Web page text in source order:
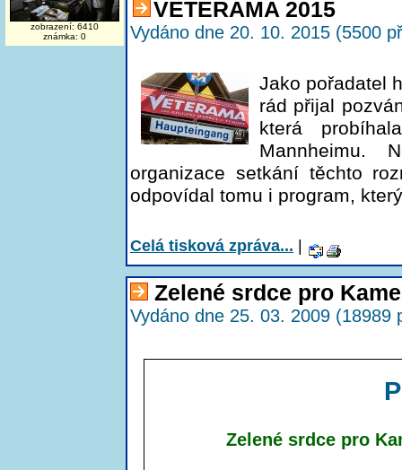
zobrazení: 6410
známka: 0
VETERAMA 2015
Vydáno dne 20. 10. 2015 (5500
Jako pořadatel
rád přijal
která
Mannheimu.
organizace setkání těchto
odpovídal tomu i program,
Celá tisková zpráva...
Zelené srdce pro
Vydáno dne 25. 03. 2009 (18989
Zelené srdce pro